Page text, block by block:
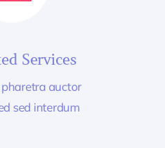
Services
auctor
sed interdum